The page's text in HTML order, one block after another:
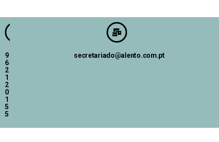
9
6
2
1
2
0
1
5
5
secretariado@alento.com.pt